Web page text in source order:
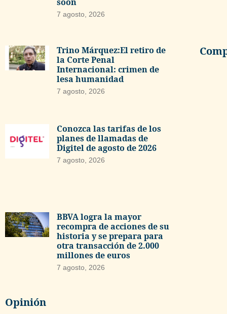
7 agosto, 2026
Trino Márquez:El retiro de
la Corte Penal
Internacional: crimen de
lesa humanidad
7 agosto, 2026
Conozca las tarifas de los
planes de llamadas de
Digitel de agosto de 2026
7 agosto, 2026
BBVA logra la mayor
recompra de acciones de su
historia y se prepara para
otra transacción de 2.000
millones de euros
7 agosto, 2026
Opinión